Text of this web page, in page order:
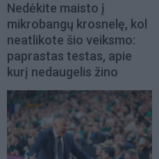
Nedėkite maisto į
mikrobangų krosnelę, kol
neatlikote šio veiksmo:
paprastas testas, apie
kurį nedaugelis žino